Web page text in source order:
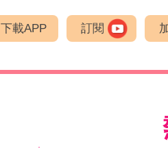
下載APP 訂閱